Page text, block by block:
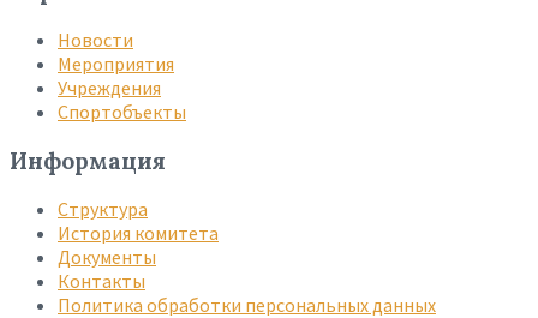
Новости
Мероприятия
Учреждения
Спортобъекты
Информация
Структура
История комитета
Документы
Контакты
Политика обработки персональных данных